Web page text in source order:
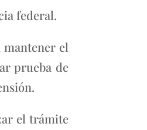
federal.
el
prueba de
el trámite